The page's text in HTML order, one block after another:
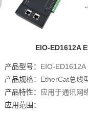
EIO-ED1612A
产品型号： EIO-ED1612A
产品规格： EtherCat总线
产品特性： 应用于通讯网
应用范围：